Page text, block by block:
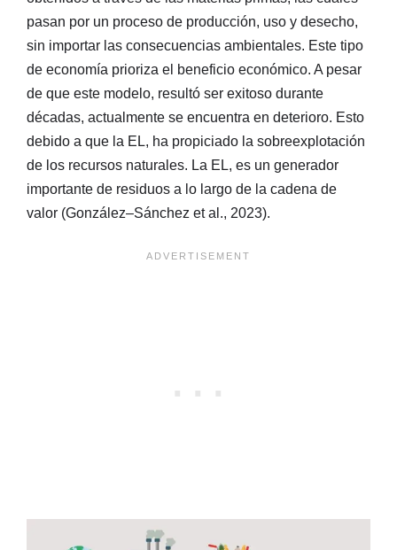
pasan por un proceso de producción, uso y desecho,
sin importar las consecuencias ambientales. Este tipo
de economía prioriza el beneficio económico. A pesar
de que este modelo, resultó ser exitoso durante
décadas, actualmente se encuentra en deterioro. Esto
debido a que la EL, ha propiciado la sobreexplotación
de los recursos naturales. La EL, es un generador
importante de residuos a lo largo de la cadena de
valor (González–Sánchez et al., 2023).